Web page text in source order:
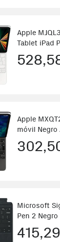
Apple
Tablet iPad
Blanco
Apple
móvil Negro
Microsoft
Pen 2
415,29